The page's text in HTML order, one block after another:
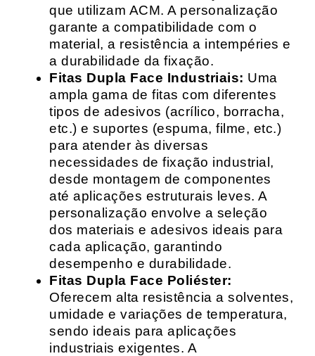
que utilizam ACM. A personalização
garante a compatibilidade com o
material, a resistência a intempéries e
a durabilidade da fixação.
Fitas Dupla Face Industriais: Uma
ampla gama de fitas com diferentes
tipos de adesivos (acrílico, borracha,
etc.) e suportes (espuma, filme, etc.)
para atender às diversas
necessidades de fixação industrial,
desde montagem de componentes
até aplicações estruturais leves. A
personalização envolve a seleção
dos materiais e adesivos ideais para
cada aplicação, garantindo
desempenho e durabilidade.
Fitas Dupla Face Poliéster:
Oferecem alta resistência a solventes,
umidade e variações de temperatura,
sendo ideais para aplicações
industriais exigentes. A